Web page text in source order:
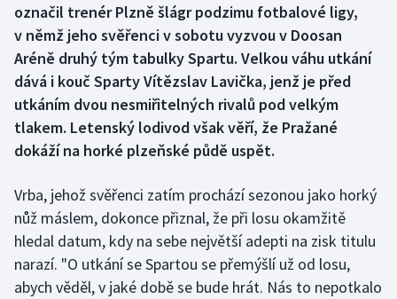
Box
Curling
Dostihy
Florbal
Golf
Gymnastika
označil trenér Plzně šlágr podzimu fotbalové ligy,
v němž jeho svěřenci v sobotu vyzvou v Doosan
Aréně druhý tým tabulky Spartu. Velkou váhu utkání
dává i kouč Sparty Vítězslav Lavička, jenž je před
utkáním dvou nesmiřitelných rivalů pod velkým
tlakem. Letenský lodivod však věří, že Pražané
dokáží na horké plzeňské půdě uspět.
Vrba, jehož svěřenci zatím prochází sezonou jako horký
nůž máslem, dokonce přiznal, že při losu okamžitě
hledal datum, kdy na sebe největší adepti na zisk titulu
narazí. "O utkání se Spartou se přemýšlí už od losu,
abych věděl, v jaké době se bude hrát. Nás to nepotkalo